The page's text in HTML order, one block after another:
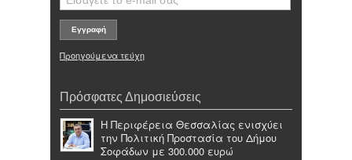
Προηγούμενα τεύχη
Πρόσφατες Δημοσιεύσεις
Η Περιφέρεια Θεσσαλίας ενισχύει
την Πολιτική Προστασία του Δήμου
Σοφάδων με 300.000 ευρώ